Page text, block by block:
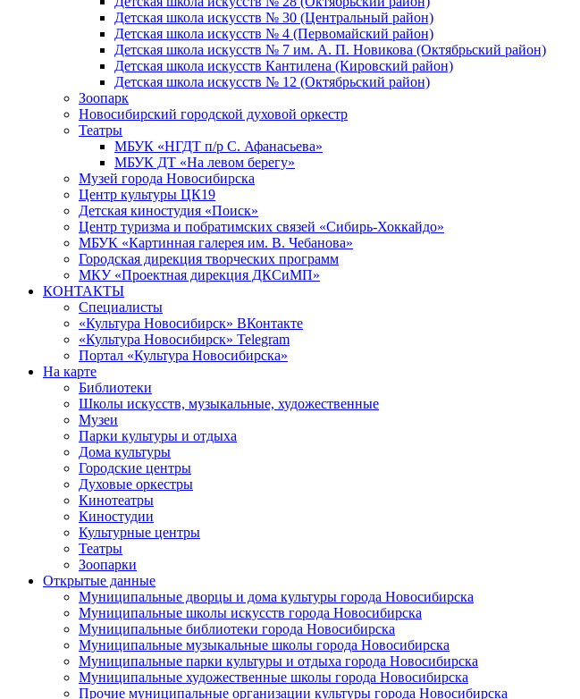
Детская школа искусств № 30 (Центральный район)
Детская школа искусств № 4 (Первомайский район)
Детская школа искусств № 7 им. А. П. Новикова (Октябрьский район)
Детская школа искусств Кантилена (Кировский район)
Детская школа искусств № 12 (Октябрьский район)
Зоопарк
Новосибирский городской духовой оркестр
Театры
МБУК «НГДТ п/р С. Афанасьева»
МБУК ДТ «На левом берегу»
Музей города Новосибирска
Центр культуры ЦК19
Детская киностудия «Поиск»
Центр туризма и побратимских связей «Сибирь-Хоккайдо»
МБУК «Картинная галерея им. В. Чебанова»
Городская дирекция творческих программ
МКУ «Проектная дирекция ДКСиМП»
КОНТАКТЫ
Специалисты
«Культура Новосибирск» ВКонтакте
«Культура Новосибирск» Telegram
Портал «Культура Новосибирска»
На карте
Библиотеки
Школы искусств, музыкальные, художественные
Музеи
Парки культуры и отдыха
Дома культуры
Городские центры
Духовые оркестры
Кинотеатры
Киностудии
Культурные центры
Театры
Зоопарки
Открытые данные
Муниципальные дворцы и дома культуры города Новосибирска
Муниципальные школы искусств города Новосибирска
Муниципальные библиотеки города Новосибирска
Муниципальные музыкальные школы города Новосибирска
Муниципальные парки культуры и отдыха города Новосибирска
Муниципальные художественные школы города Новосибирска
Прочие муниципальные организации культуры города Новосибирска